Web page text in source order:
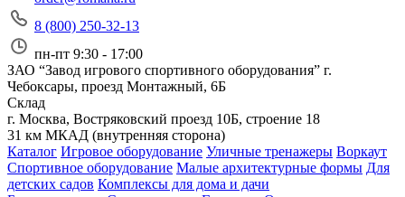
8 (800) 250-32-13
пн-пт 9:30 - 17:00
ЗАО “Завод игрового спортивного оборудования” г.
Чебоксары, проезд Монтажный, 6Б
Склад
г. Москва, Востряковский проезд 10Б, строение 18
31 км МКАД (внутренняя сторона)
Каталог Игровое оборудование Уличные тренажеры Воркаут
Спортивное оборудование Малые архитектурные формы Для
детских садов Комплексы для дома и дачи